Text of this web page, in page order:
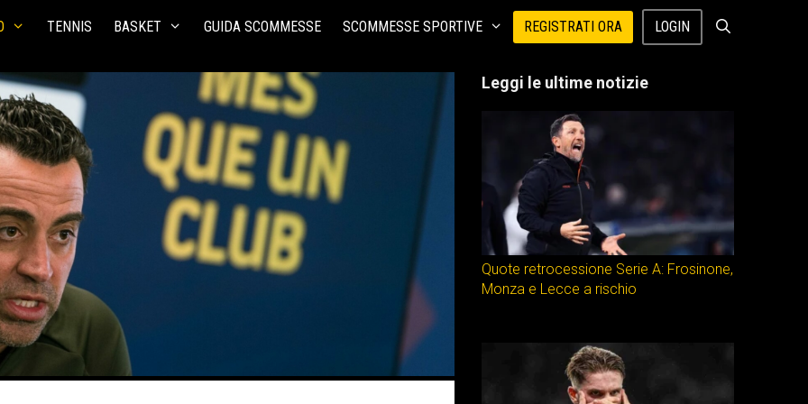
TENNIS BASKET GUIDA SCOMMESSE SCOMMESSE SPORTIVE REGISTRATI ORA LOGIN
Leggi le ultime notizie
Quote retrocessione Serie A: Frosinone,
Monza e Lecce a rischio